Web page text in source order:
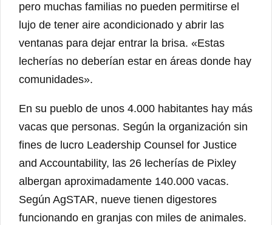
pero muchas familias no pueden permitirse el
lujo de tener aire acondicionado y abrir las
ventanas para dejar entrar la brisa. «Estas
lecherías no deberían estar en áreas donde hay
comunidades».
En su pueblo de unos 4.000 habitantes hay más
vacas que personas. Según la organización sin
fines de lucro Leadership Counsel for Justice
and Accountability, las 26 lecherías de Pixley
albergan aproximadamente 140.000 vacas.
Según AgSTAR, nueve tienen digestores
funcionando en granjas con miles de animales.